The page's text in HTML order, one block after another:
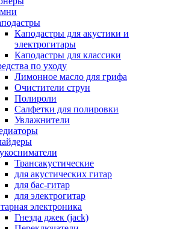
Каподастры для акустики и
электрогитары
Каподастры для классики
по уходу
Лимонное масло для грифа
Очистители струн
Полироли
Салфетки для полировки
Увлажнители
Трансакустические
для акустических гитар
для бас-гитар
для электрогитар
электроника
Гнезда джек (jack)